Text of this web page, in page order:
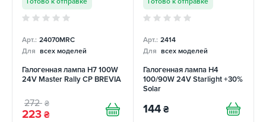
Арт.: 24070MRC
Для всех моделей
Галогенная лампа H7 100W
24V Master Rally CP BREVIA
272 ₴
223 ₴
Арт.: 2414
Для всех моделей
Галогенная лампа H4
100/90W 24V Starlight +30%
Solar
144 ₴